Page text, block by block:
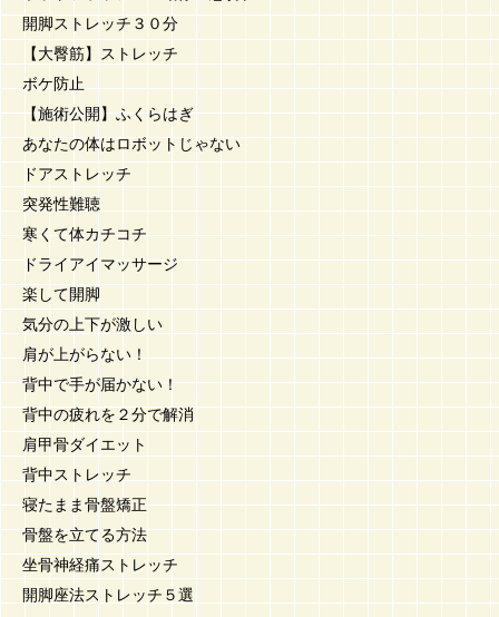
開脚ストレッチ３０分
【大臀筋】ストレッチ
ボケ防止
【施術公開】ふくらはぎ
あなたの体はロボットじゃない
ドアストレッチ
突発性難聴
寒くて体カチコチ
ドライアイマッサージ
楽して開脚
気分の上下が激しい
肩が上がらない！
背中で手が届かない！
背中の疲れを２分で解消
肩甲骨ダイエット
背中ストレッチ
寝たまま骨盤矯正
骨盤を立てる方法
坐骨神経痛ストレッチ
開脚座法ストレッチ５選